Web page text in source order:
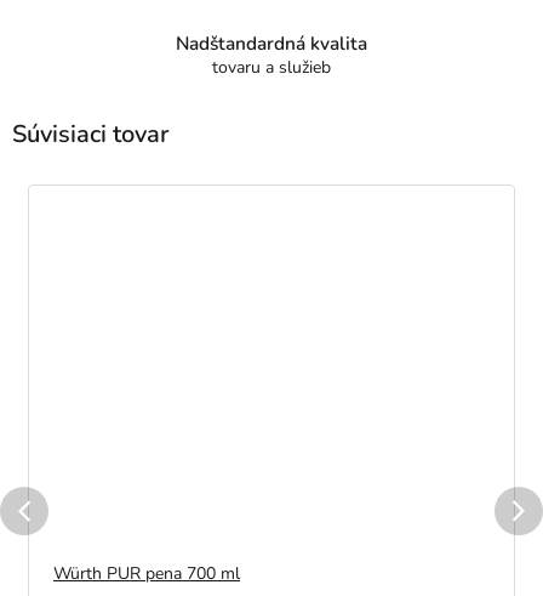
Nadštandardná kvalita
tovaru a služieb
Súvisiaci tovar
Würth PUR pena 700 ml